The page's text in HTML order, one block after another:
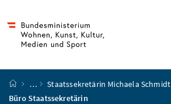
Startseite
…
Staatssekretärin Michaela Schmidt
Büro Staatssekretärin